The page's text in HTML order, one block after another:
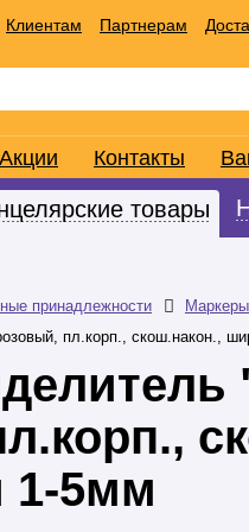
Клиентам Партнерам
Акции Контакты
товары
принадлежности
Маркеры
пл.корп., скош.након.,
1-5мм